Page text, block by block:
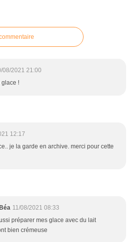
08/2021 21:00
glace !
12:17
je la garde en archive. merci pour cette
11/08/2021 08:33
préparer mes glace avec du lait
bien crémeuse